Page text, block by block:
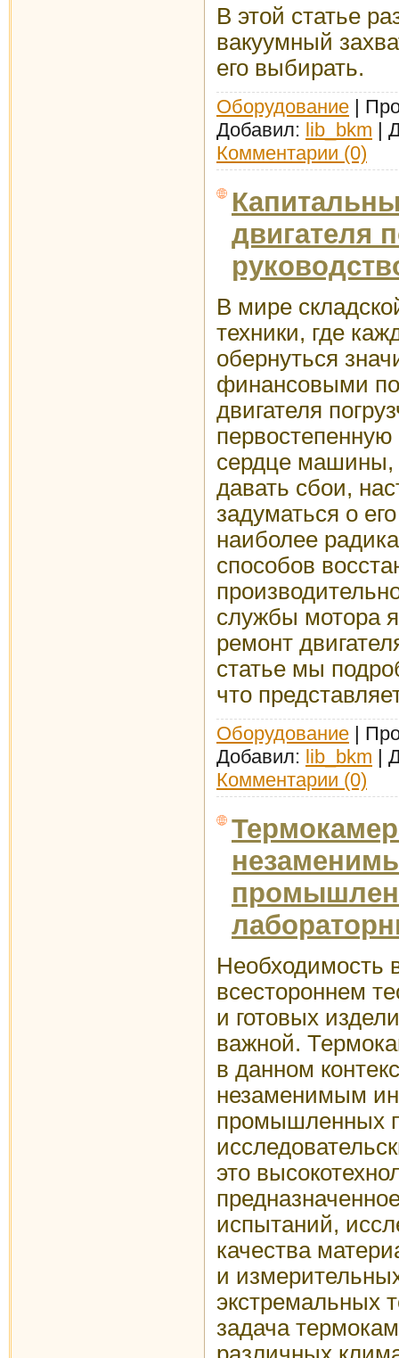
В этой статье
вакуумный
его выбирать.
Оборудование |
Добавил: lib_bkm |
Комментарии (0)
двигателя
В мире
техники, где
обернуться
финансовыми
двигателя
сердце машины,
давать сбои,
задуматься о
наиболее
способов
службы мотора
ремонт
статье мы
что
Оборудование |
Добавил: lib_bkm |
Комментарии (0)
Необходимость
всестороннем
и готовых
важной.
в данном
незаменимым
промышленных
это
испытаний,
качества
и
экстремальных
задача